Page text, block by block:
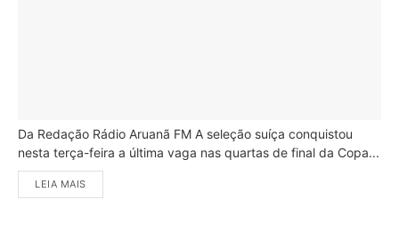
Da Redação Rádio Aruanã FM A seleção suíça conquistou
nesta terça-feira a última vaga nas quartas de final da Copa...
LEIA MAIS